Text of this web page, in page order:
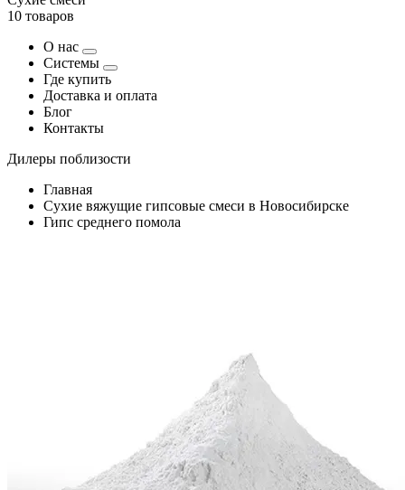
10 товаров
О нас
Системы
Где купить
Доставка и оплата
Блог
Контакты
Дилеры поблизости
Главная
Сухие вяжущие гипсовые смеси в Новосибирске
Гипс среднего помола